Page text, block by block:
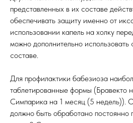
представленных в их составе
обеспечивать защиту именно от
использовании капель на холку
можно дополнительно
составе.
Для профилактики бабезиоза
таблетированные формы (Бравекто
Симпарика на 1 месяц (5 недель)).
должно быть обработано постоянно